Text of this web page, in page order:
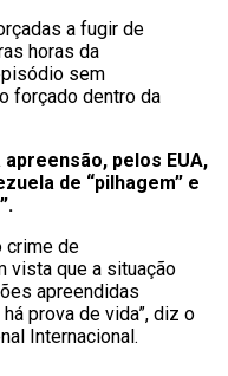
a fugir de
horas da
sem
forçado dentro da
pelos EUA,
de “pilhagem” e
crime de
vista que a situação
apreendidas
prova de vida”, diz o
Internacional.